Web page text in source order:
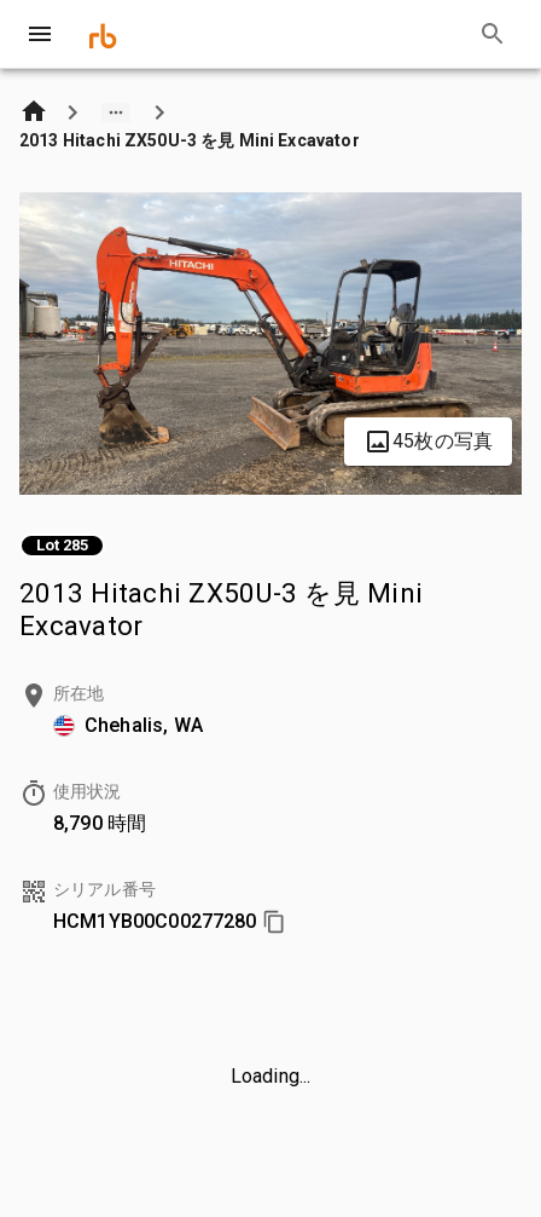
2013 Hitachi ZX50U-3 を見 Mini Excavator
45枚の写真
Lot 285
2013 Hitachi ZX50U-3 を見 Mini
Excavator
所在地
Chehalis, WA
使用状況
8,790 時間
シリアル番号
HCM1YB00C00277280
Loading...